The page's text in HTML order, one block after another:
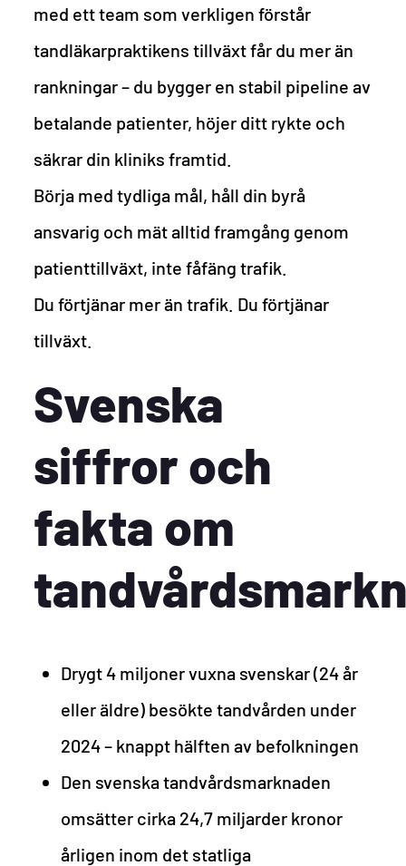
med ett team som verkligen förstår
tandläkarpraktikens tillväxt får du mer än
rankningar – du bygger en stabil pipeline av
betalande patienter, höjer ditt rykte och
säkrar din kliniks framtid.
Börja med tydliga mål, håll din byrå
ansvarig och mät alltid framgång genom
patienttillväxt, inte fåfäng trafik.
Du förtjänar mer än trafik. Du förtjänar
tillväxt.
Svenska
siffror och
fakta om
Drygt 4 miljoner vuxna svenskar (24 år
eller äldre) besökte tandvården under
2024 – knappt hälften av befolkningen
Den svenska tandvårdsmarknaden
omsätter cirka 24,7 miljarder kronor
årligen inom det statliga